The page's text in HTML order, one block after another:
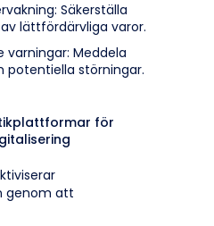
Säkerställa
lättfördärvliga varor.
varningar: Meddela
potentiella störningar.
för
genom att